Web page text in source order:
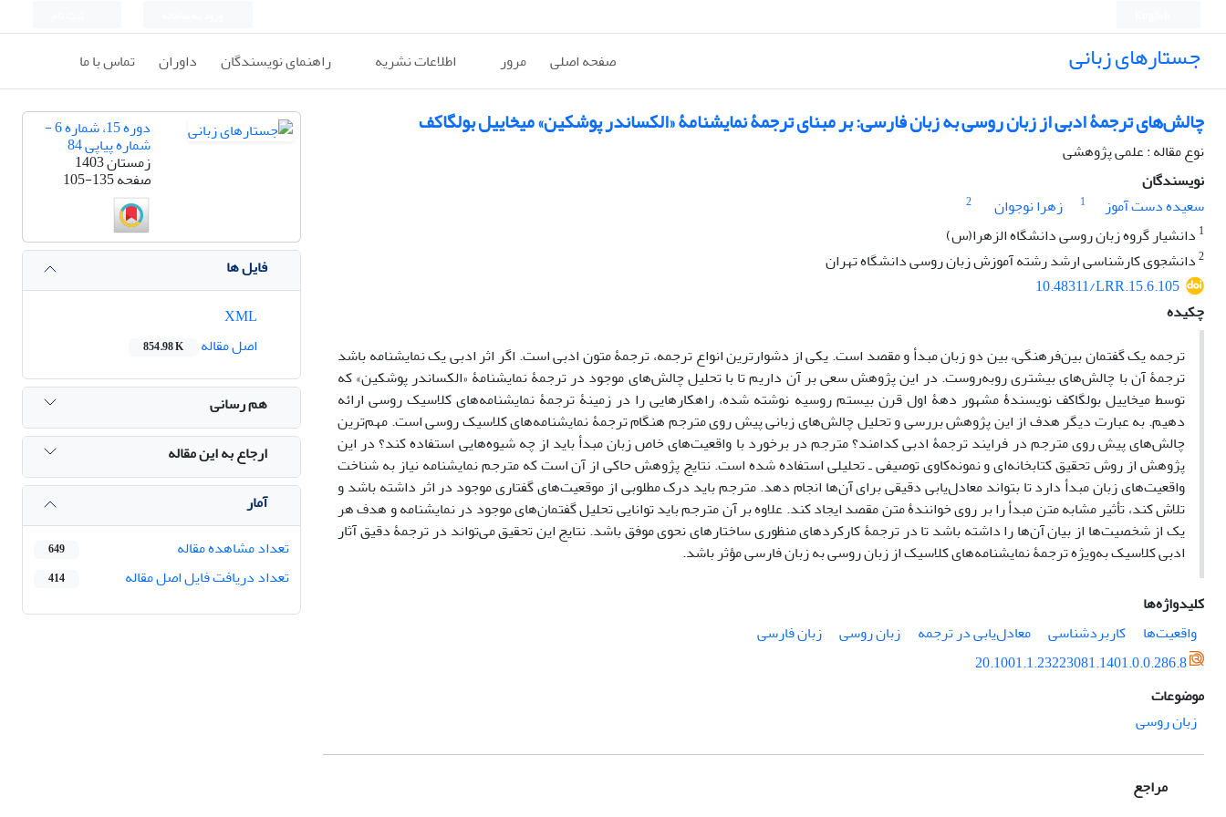
جستارهای زبانی صفحه اصلی مرور اطلاعات نشریه راهنمای نویسندگان داوران تماس با ما
چالش‌های ترجمۀ ادبی از زبان روسی به زبان فارسی: بر مبنای ترجمۀ نمایشنامۀ «الکساندر پوشکین» میخاییل بولگاکف
نوع مقاله : علمی پژوهشی
نویسندگان
سعیده دست آموز
1 زهرا نوجوان
2
1 دانشیار گروه زبان روسی دانشگاه الزهرا(س)
2دانشجوی کارشناسی ارشد رشته آموزش زبان روسی دانشگاه تهران
10.48311/LRR.15.6.105
چکیده
ترجمه یک گفتمان بین‌فرهنگی، بین دو زبان مبدأ و مقصد است. یکی از دشوارترین انواع ترجمه، ترجمۀ متون ادبی است. اگر اثر ادبی یک نمایشنامه باشد
ترجمۀ آن با چالش‌های بیشتری روبه‌روست. در این پژوهش سعی بر آن داریم تا با تحلیل چالش‌های موجود در ترجمۀ نمایشنامۀ «الکساندر پوشکین» که
توسط میخاییل بولگاکف نویسندۀ مشهور دهۀ اول قرن بیستم روسیه نوشته شده، راهکارهایی را در زمینۀ ترجمۀ نمایشنامه‌های کلاسیک روسی ارائه
دهیم. به عبارت دیگر هدف از این پژوهش بررسی و تحلیل چالش‌های زبانی پیش روی مترجم هنگام ترجمۀ نمایشنامه‌های کلاسیک روسی است. مهم‌ترین
چالش‌های پیش روی مترجم در فرایند ترجمۀ ادبی کدامند؟ مترجم در برخورد با واقعیت‌های خاص زبان مبدأ باید از چه شیوه‌هایی استفاده کند؟ در این
پژوهش از روش تحقیق کتابخانه‌ای و نمونه‌کاوی توصیفی ـ تحلیلی استفاده شده است. نتایج پژوهش حاکی از آن است که مترجم نمایشنامه نیاز به شناخت
واقعیت‌های زبان مبدأ دارد تا بتواند معادل‌یابی دقیقی برای آن‌ها انجام دهد. مترجم باید درک مطلوبی از موقعیت‌های گفتاری موجود در اثر داشته باشد و
تلاش کند، تأثیر مشابه متن مبدأ را بر روی خوانندۀ متن مقصد ایجاد کند. علاوه بر آن مترجم باید توانایی تحلیل گفتمان‌های موجود در نمایشنامه و هدف هر
یک از شخصیت‌ها از بیان آن‌ها را داشته باشد تا در ترجمۀ کارکردهای منظوری ساختارهای نحوی موفق باشد. نتایج این تحقیق ‌می‌تواند در ترجمۀ دقیق آثار
ادبی کلاسیک به‌ویژه ترجمۀ نمایشنامه‌های کلاسیک از زبان روسی به زبان فارسی مؤثر باشد.
کلیدواژه‌ها
واقعیت‌ها
کاربردشناسی معادل‌یابی در ترجمه زبان روسی
زبان فارسی
20.1001.1.23223081.1401.0.0.286.8
موضوعات
زبان روسی
مراجع
دوره 15، شماره 6 -
شماره پیاپی 84
زمستان 1403
صفحه105-135
فایل ها
اصل مقاله
854.98 K
هم رسانی
ارجاع به این مقاله
آمار
تعداد مشاهده مقاله
649
تعداد دریافت فایل اصل مقاله 414